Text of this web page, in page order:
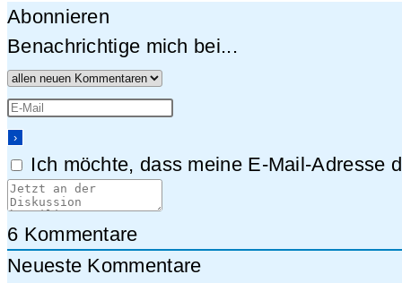
Abonnieren
Benachrichtige mich bei...
Ich möchte, dass meine E-Mail-Adresse
6 Kommentare
Neueste Kommentare